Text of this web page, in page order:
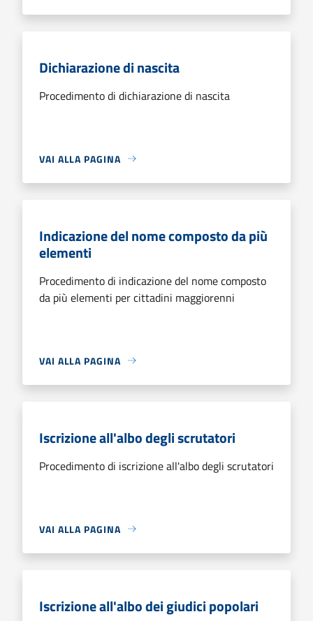
Dichiarazione di nascita
Procedimento di dichiarazione di nascita
VAI ALLA PAGINA
Indicazione del nome composto da più
elementi
Procedimento di indicazione del nome composto
da più elementi per cittadini maggiorenni
VAI ALLA PAGINA
Iscrizione all'albo degli scrutatori
Procedimento di iscrizione all'albo degli scrutatori
VAI ALLA PAGINA
Iscrizione all'albo dei giudici popolari